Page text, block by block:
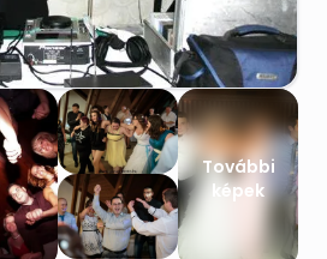
További
képek